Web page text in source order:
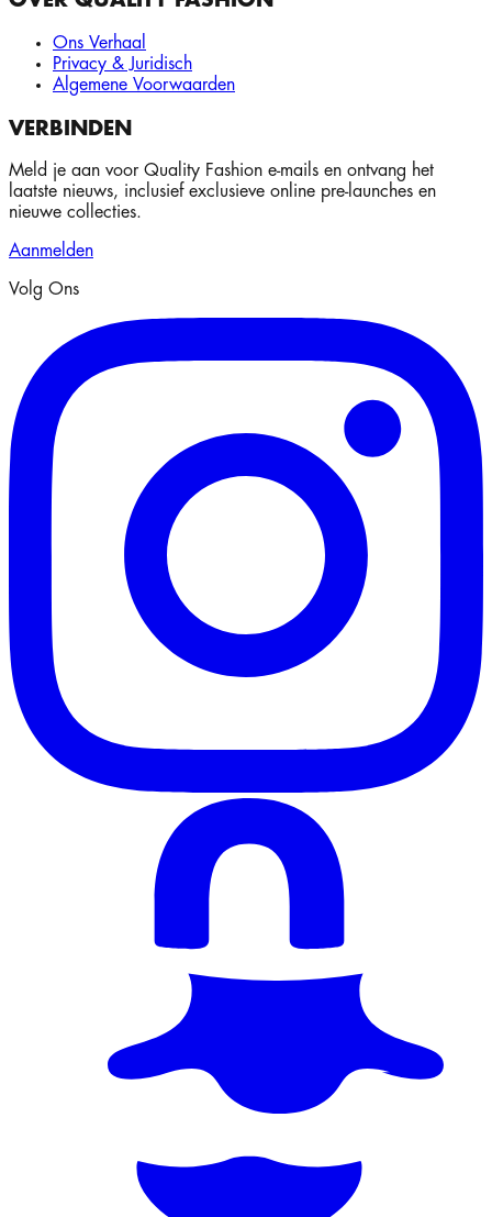
Ons Verhaal
Privacy & Juridisch
Algemene Voorwaarden
VERBINDEN
Meld je aan voor Quality Fashion e-mails en ontvang het
laatste nieuws, inclusief exclusieve online pre-launches en
nieuwe collecties.
Aanmelden
Volg Ons